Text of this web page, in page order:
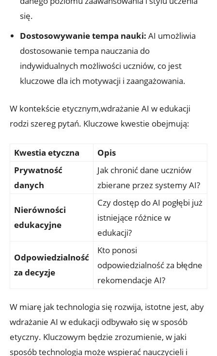
się.
Dostosowywanie tempa nauki: AI umożliwia
dostosowanie tempa nauczania do
indywidualnych możliwości uczniów, co jest
kluczowe dla ich motywacji i zaangażowania.
W kontekście etycznym,wdrażanie AI w edukacji
rodzi szereg pytań. Kluczowe kwestie obejmują:
Kwestia etyczna
Opis
Prywatność
danych
Jak chronić dane uczniów
zbierane przez systemy AI?
Nierówności
edukacyjne
Czy dostęp do AI pogłębi już
istniejące różnice w
edukacji?
Odpowiedzialność
za decyzje
Kto ponosi
odpowiedzialność za błędne
rekomendacje AI?
W miarę jak technologia się rozwija, istotne jest, aby
wdrażanie AI w edukacji odbywało się w sposób
etyczny. Kluczowym będzie zrozumienie, w jaki
sposób technologia może wspierać nauczycieli i